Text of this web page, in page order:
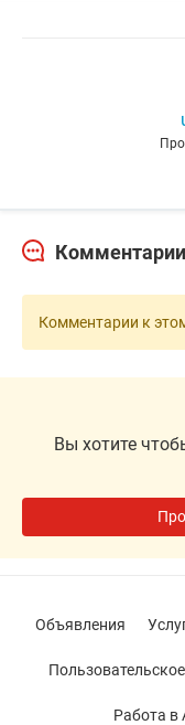
Комментарии к
Вы хотите
Объявления
Работа